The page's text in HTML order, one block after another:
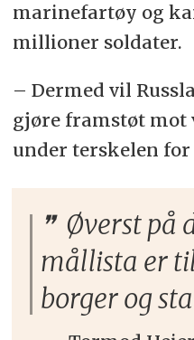
marinefartøy og
millioner soldater.
– Dermed vil
gjøre framstøt mot
under terskelen
Øverst på
mållista er
borger og